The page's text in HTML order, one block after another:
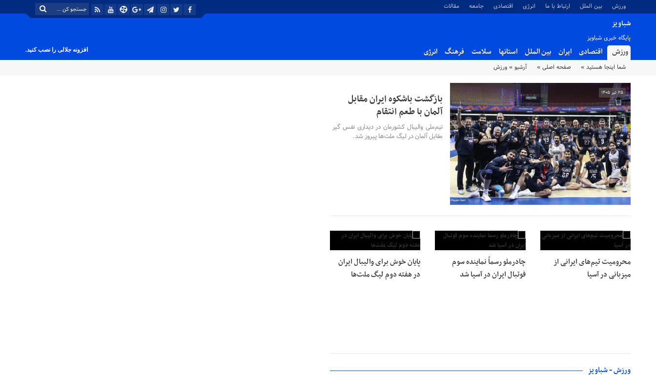
ورزش بین الملل ارتباط با ما انرژی اقتصادی جامعه مقالات
شباویز
پایگاه خبری شباویز
ورزش اقتصادی ایران بین الملل استانها سلامت فرهنگ انرژی افزونه جلالی را نصب کنید.
شما اینجا هستید » صفحه اصلی » آرشیو » ورزش
۲۵ تیر ۱۴۰۵
بازگشت باشکوه ایران مقابل
آلمان با طعم انتقام
تیم‌ملی والیبال کشورمان در دیداری نفس گیر
مقابل آلمان در لیگ ملت‌ها پیروز شد.
۲۰ تیر ۱۴۰۵
محرومیت تیم‌های ایرانی از
میزبانی در آسیا
۱۱ تیر ۱۴۰۵
چادرملو رسماً نماینده سوم
فوتبال ایران در آسیا شد
پایان خوش برای والیبال ایران
در هفته دوم لیگ ملت‌ها
ورزش - شباویز